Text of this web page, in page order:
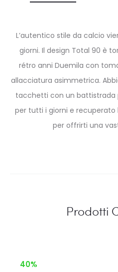
L’autentico stile da calcio
giorni. Il design Total 90 è
rétro anni Duemila con
allacciatura asimmetrica.
tacchetti con un
per tutti i giorni e recuperato
per offrirti una
Prodotti
40%